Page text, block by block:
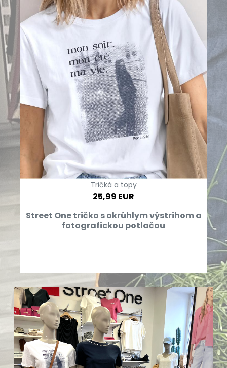
Tričká a topy
25,99 EUR
Street One tričko s okrúhlym výstrihom a
fotografickou potlačou